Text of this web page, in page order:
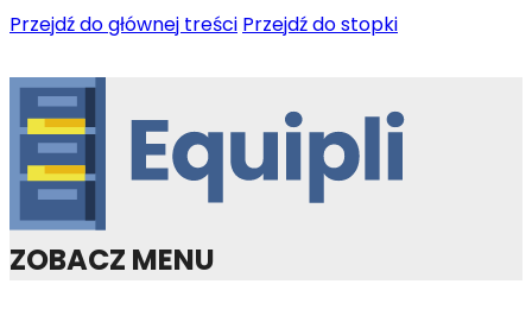
Przejdź do głównej treści Przejdź do stopki
ZOBACZ MENU